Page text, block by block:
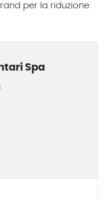
per la riduzione
Spa